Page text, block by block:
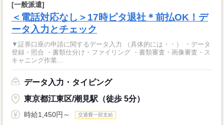
[一般派遣]
＜電話対応なし＞17時ピタ退社＊前払OK！デ
ータ入力とチェック
▼証券口座の申請に関するデータ入力 （具体的には・・） ・データ
登録・照合 ・書類仕分け・ファイリング ・書類審査・画像審査・ス
キャニング作業...
データ入力・タイピング
東京都江東区/潮見駅（徒歩 5分）
時給1,450円～ 交通費一部支給